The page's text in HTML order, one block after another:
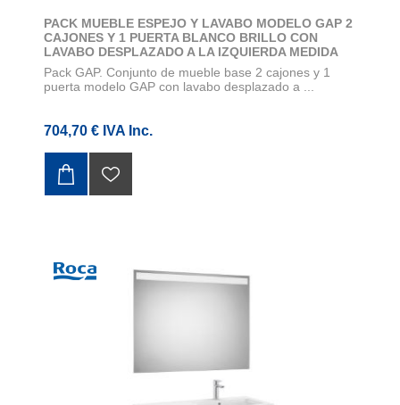
PACK MUEBLE ESPEJO Y LAVABO MODELO GAP 2
CAJONES Y 1 PUERTA BLANCO BRILLO CON
LAVABO DESPLAZADO A LA IZQUIERDA MEDIDA
1000X460
Pack GAP. Conjunto de mueble base 2 cajones y 1
puerta modelo GAP con lavabo desplazado a ...
704,70 € IVA Inc.